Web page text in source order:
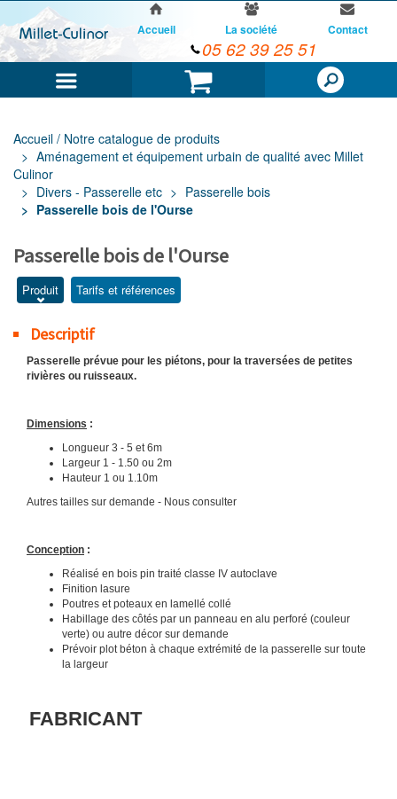
Panier
Accueil La société Contact
05 62 39 25 51
Accueil / Notre catalogue de produits
Aménagement et équipement urbain de qualité avec Millet
Culinor
Divers - Passerelle etc
Passerelle bois
Passerelle bois de l'Ourse
Passerelle bois de l'Ourse
Produit Tarifs et références
Descriptif
Passerelle prévue pour les piétons, pour la traversées de petites
rivières ou ruisseaux.
Dimensions :
Longueur 3 - 5 et 6m
Largeur 1 - 1.50 ou 2m
Hauteur 1 ou 1.10m
Autres tailles sur demande - Nous consulter
Conception :
Réalisé en bois pin traité classe IV autoclave
Finition lasure
Poutres et poteaux en lamellé collé
Habillage des côtés par un panneau en alu perforé (couleur
verte) ou autre décor sur demande
Prévoir plot béton à chaque extrémité de la passerelle sur toute
la largeur
FABRICANT